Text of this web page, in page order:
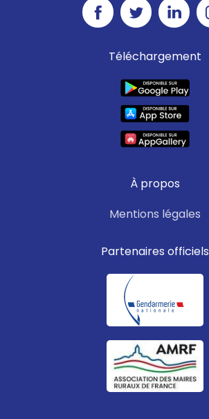
Téléchargement
À propos
Mentions légales
Partenaires officiels